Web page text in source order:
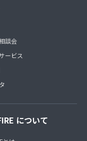
談会
ービス
について